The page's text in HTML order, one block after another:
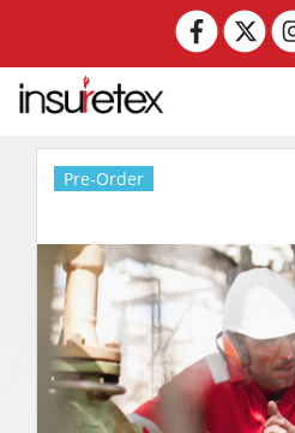
Pre-Order